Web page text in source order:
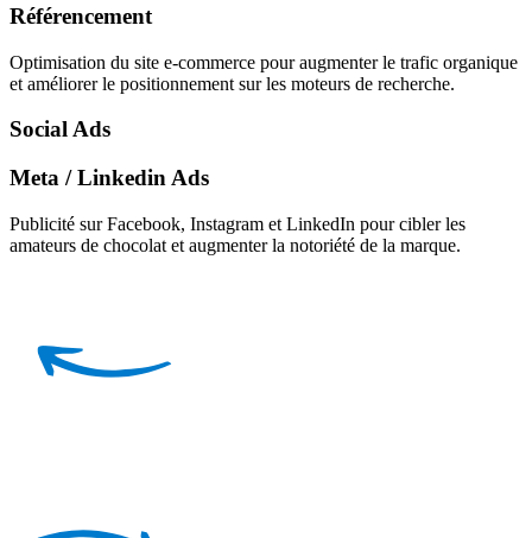
Référencement
Optimisation du site e-commerce pour augmenter le trafic organique
et améliorer le positionnement sur les moteurs de recherche.
Social Ads
Meta / Linkedin Ads
Publicité sur Facebook, Instagram et LinkedIn pour cibler les
amateurs de chocolat et augmenter la notoriété de la marque.